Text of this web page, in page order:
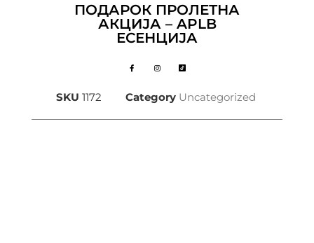
ПОДАРОК ПРОЛЕТНА
АКЦИЈА – APLB
ЕСЕНЦИЈА
SKU 1172 Category Uncategorized